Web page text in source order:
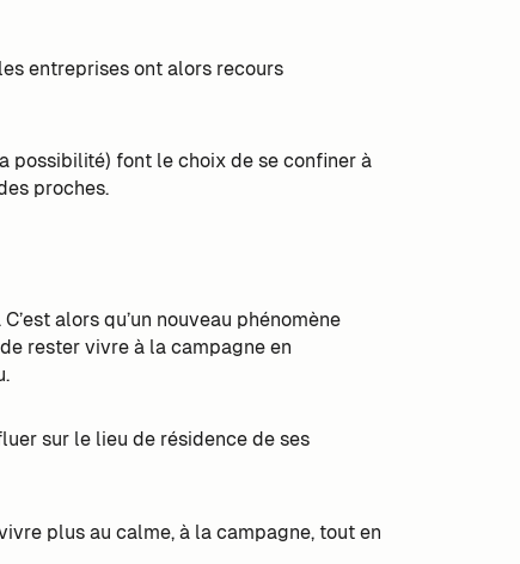
entreprises ont alors recours
possibilité) font le choix de se confiner à
proches.
alors qu’un nouveau phénomène
rester vivre à la campagne en
sur le lieu de résidence de ses
plus au calme, à la campagne, tout en